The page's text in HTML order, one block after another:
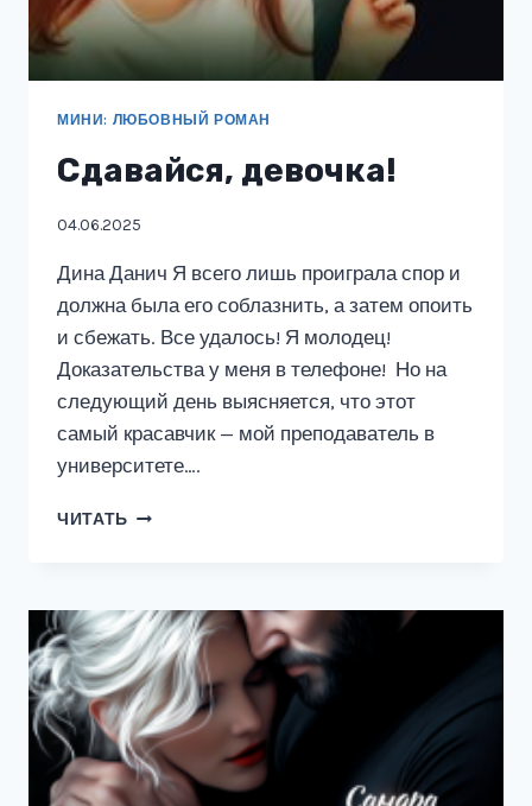
МИНИ: ЛЮБОВНЫЙ РОМАН
Сдавайся, девочка!
04.06.2025
Дина Данич Я всего лишь проиграла спор и
должна была его соблазнить, а затем опоить
и сбежать. Все удалось! Я молодец!
Доказательства у меня в телефоне! Но на
следующий день выясняется, что этот
самый красавчик — мой преподаватель в
университете….
ЧИТАТЬ СДАВАЙСЯ,